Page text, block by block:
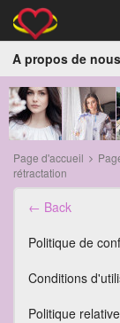
A propos de nous
Page d'accueil
rétractation
← Back
Politique de
Conditions
Politique